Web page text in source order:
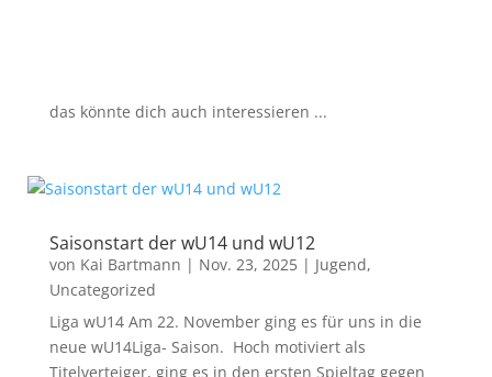
das könnte dich auch interessieren ...
Saisonstart der wU14 und wU12
von Kai Bartmann | Nov. 23, 2025| Jugend,
Uncategorized
Liga wU14 Am 22. November ging es für uns in die
neue wU14Liga- Saison. Hoch motiviert als
Titelverteiger, ging es in den ersten Spieltag gegen